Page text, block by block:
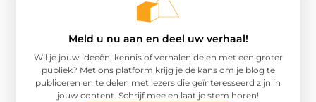
Meld u nu aan en deel uw verhaal!
Wil je jouw ideeën, kennis of verhalen delen met een groter
publiek? Met ons platform krijg je de kans om je blog te
publiceren en te delen met lezers die geïnteresseerd zijn in
jouw content. Schrijf mee en laat je stem horen!